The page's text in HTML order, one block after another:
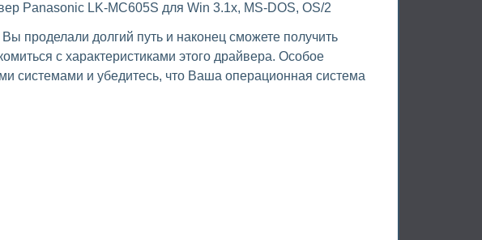
Panasonic LK-MC605S для Win 3.1x, MS-DOS, OS/2
проделали долгий путь и наконец сможете получить
с характеристиками этого драйвера. Особое
системами и убедитесь, что Ваша операционная система